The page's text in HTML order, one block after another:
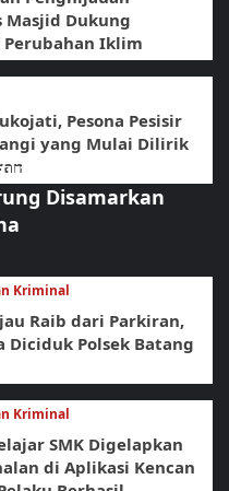
Masjid Dukung
Iklim
Pesona Pesisir
yang Mulai Dilirik
Bintan Bongkar
Disamarkan
Kriminal
Raib dari Parkiran,
Diciduk Polsek Batang
Kriminal
SMK Digelapkan
di Aplikasi Kencan